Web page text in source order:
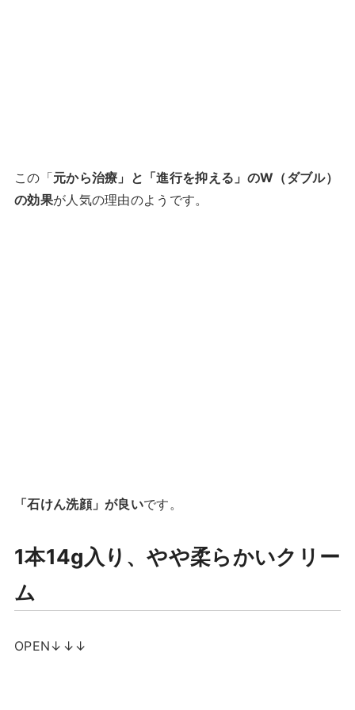
この「元から治療」と「進行を抑える」のW（ダブル）
の効果が人気の理由のようです。
「石けん洗顔」が良いです。
1本14g入り、やや柔らかいクリー
ム
OPEN↓↓↓